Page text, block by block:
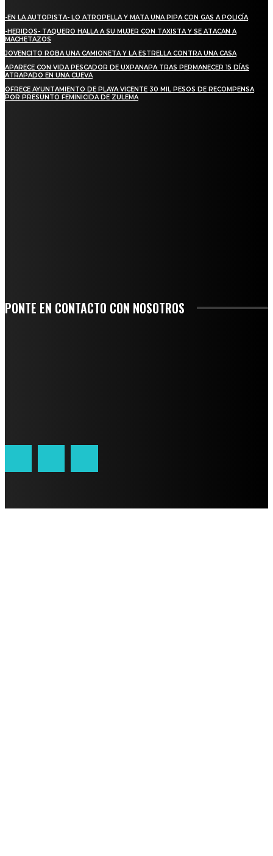
-EN LA AUTOPISTA- LO ATROPELLA Y MATA UNA PIPA CON GAS A POLICÍA
-HERIDOS- TAQUERO HALLA A SU MUJER CON TAXISTA Y SE ATACAN A
MACHETAZOS
JOVENCITO ROBA UNA CAMIONETA Y LA ESTRELLA CONTRA UNA CASA
APARECE CON VIDA PESCADOR DE UXPANAPA TRAS PERMANECER 15 DÍAS
ATRAPADO EN UNA CUEVA
OFRECE AYUNTAMIENTO DE PLAYA VICENTE 30 MIL PESOS DE RECOMPENSA
POR PRESUNTO FEMINICIDA DE ZULEMA
PONTE EN CONTACTO CON NOSOTROS